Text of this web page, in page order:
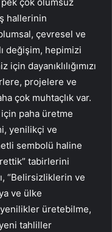
çok olumsuz
hallerinin
çevresel ve
değişim, hepimizi
dayanıklılığımızı
projelere ve
çok muhtaçlık var.
için paha üretme
yenilikçi ve
sembolü haline
tabirlerini
“Belirsizliklerin ve
ve ülke
üretebilme,
tahliller